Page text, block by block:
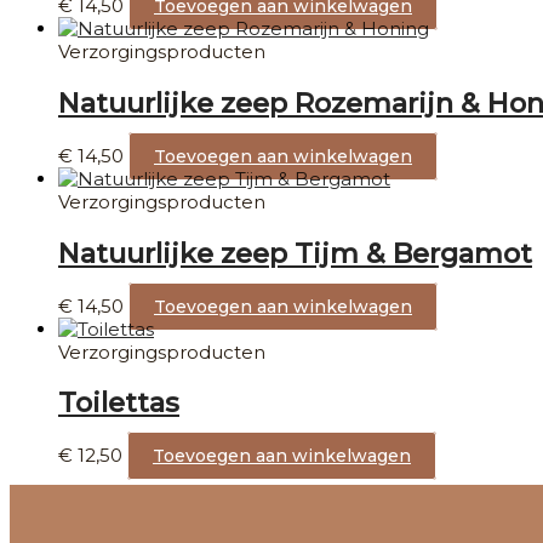
€ 14,50 Toevoegen aan winkelwagen
Verzorgingsproducten
Natuurlijke zeep Rozemarijn &
€ 14,50 Toevoegen aan winkelwagen
Verzorgingsproducten
Natuurlijke zeep Tijm & Bergamot
€ 14,50 Toevoegen aan winkelwagen
Verzorgingsproducten
Toilettas
€ 12,50 Toevoegen aan winkelwagen